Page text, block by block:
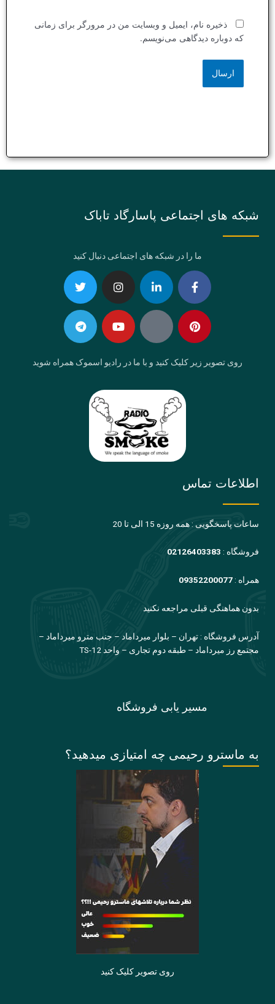
ذخیره نام، ایمیل و وبسایت من در مرورگر برای زمانی
که دوباره دیدگاهی می‌نویسم.
شبکه های اجتماعی پاسارگاد تاباک
ما را در شبکه های اجتماعی دنبال کنید
Facebook-
f
Linkedin-
in
Instagram
Twitter Pinterest
Eaparat
Youtube
Telegram
روی تصویر زیر کلیک کنید و با ما در رادیو اسموک همراه شوید
اطلاعات تماس
ساعات پاسخگویی : همه روزه 15 الی تا 20
فروشگاه : 02126403383
همراه : 09352200077
بدون هماهنگی قبلی مراجعه نکنید
آدرس فروشگاه : تهران – بلوار میرداماد – جنب مترو میرداماد –
مجتمع رز میرداماد – طبقه دوم تجاری – واحد TS-12
مسیر یابی فروشگاه
به ماسترو رحیمی چه امتیازی میدهید؟
روی تصویر کلیک کنید